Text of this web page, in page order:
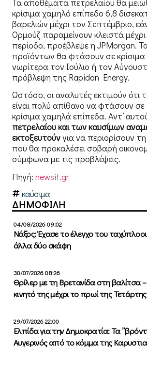
Τα αποθέματα πετρελαίου θα
κρίσιμα χαμηλό επίπεδο 6,8
βαρελιών μέχρι τον Σεπτέμβριο,
Ορμούζ παραμείνουν κλειστά μέχρι
περίοδο, προέβλεψε η JPMorgan.
προϊόντων θα φτάσουν σε
νωρίτερα τον Ιούλιο ή τον
πρόβλεψη της Rapidan Energy.
Ωστόσο, οι αναλυτές εκτιμούν
είναι πολύ απίθανο να φτάσουν
κρίσιμα χαμηλά επίπεδα. Αντ’
πετρελαίου και των καυσίμων
εκτοξευτούνγια να περιορίσουν
που θα προκαλέσει σοβαρή
σύμφωνα με τις προβλέψεις.
Πηγή: newsit.gr
καύσιμα
ΔΗΜΟΦΙΛΗ
04/08/2026 09:02
Νάξος: Έχασε το έλεγχο του
άλλα δύο σκάφη
30/07/2026 08:26
Θρίλερ με τη Βρετανίδα στη βαλίτσα
κινητό της μέχρι το πρωί της Τετάρτης
29/07/2026 22:00
Ελπίδα για την Δημοκρατία: Τα
Αυγερινός από το κόμμα της